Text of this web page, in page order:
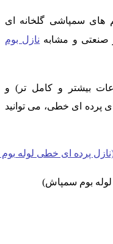
های سمپاشی گلخانه ای
صنعتی و مشابه نازل بوم
بیشتر و کامل تر) و
پرده ای خطی، می توانید
لوله بوم سمپاش)